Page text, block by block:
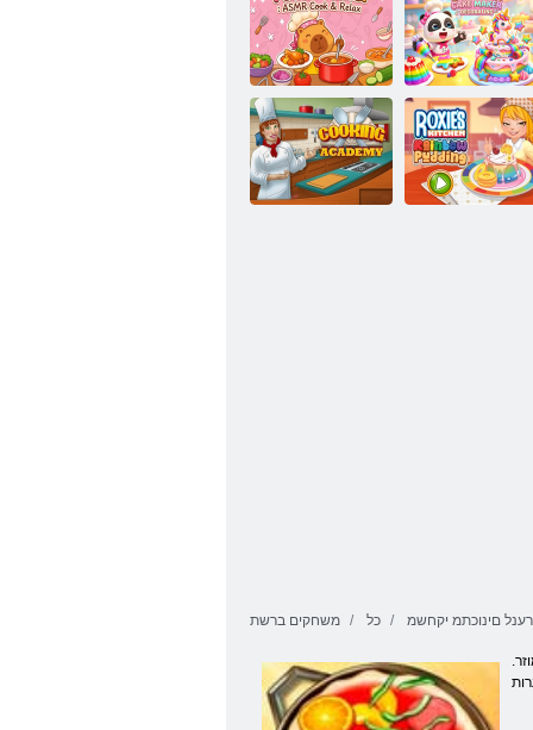
ASMR Cook &
Relax :לכוא
רטסאמ
טושיק ןרק דח
תוגוע
משחקים ברשת כל םינוכתמ יקחשמ